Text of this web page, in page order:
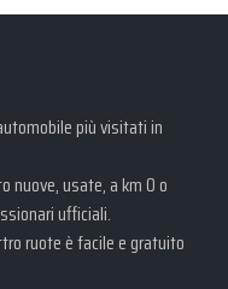
più visitati in
nuove, usate, a km 0 o
ufficiali.
ruote è facile e gratuito